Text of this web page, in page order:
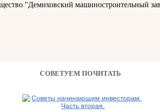
"Демиховский машиностроительный
СОВЕТУЕМ ПОЧИТАТЬ